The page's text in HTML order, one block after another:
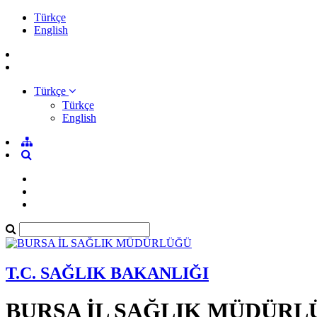
Türkçe
English
Türkçe
Türkçe
English
T.C. SAĞLIK BAKANLIĞI
BURSA İL SAĞLIK